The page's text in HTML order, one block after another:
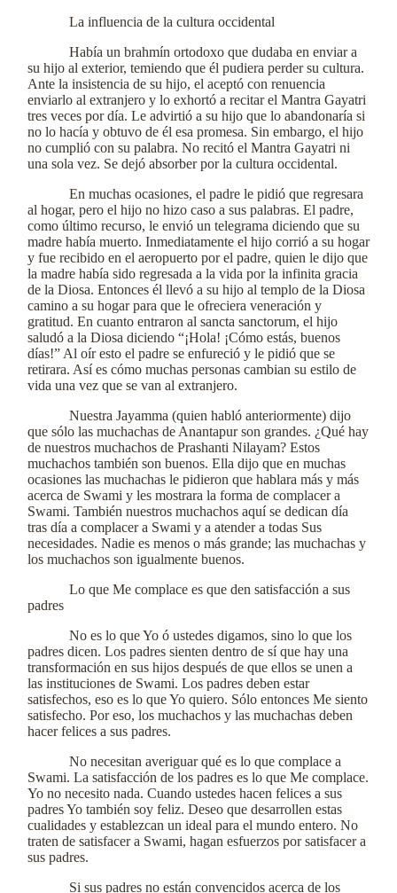
La influencia de la cultura occidental
Había un brahmín ortodoxo que dudaba en enviar a
su hijo al exterior, temiendo que él pudiera perder su cultura.
Ante la insistencia de su hijo, el aceptó con renuencia
enviarlo al extranjero y lo exhortó a recitar el Mantra Gayatri
tres veces por día. Le advirtió a su hijo que lo abandonaría si
no lo hacía y obtuvo de él esa promesa. Sin embargo, el hijo
no cumplió con su palabra. No recitó el Mantra Gayatri ni
una sola vez. Se dejó absorber por la cultura occidental.
En muchas ocasiones, el padre le pidió que regresara
al hogar, pero el hijo no hizo caso a sus palabras. El padre,
como último recurso, le envió un telegrama diciendo que su
madre había muerto. Inmediatamente el hijo corrió a su hogar
y fue recibido en el aeropuerto por el padre, quien le dijo que
la madre había sido regresada a la vida por la infinita gracia
de la Diosa. Entonces él llevó a su hijo al templo de la Diosa
camino a su hogar para que le ofreciera veneración y
gratitud. En cuanto entraron al sancta sanctorum, el hijo
saludó a la Diosa diciendo “¡Hola! ¡Cómo estás, buenos
días!” Al oír esto el padre se enfureció y le pidió que se
retirara. Así es cómo muchas personas cambian su estilo de
vida una vez que se van al extranjero.
Nuestra Jayamma (quien habló anteriormente) dijo
que sólo las muchachas de Anantapur son grandes. ¿Qué hay
de nuestros muchachos de Prashanti Nilayam? Estos
muchachos también son buenos. Ella dijo que en muchas
ocasiones las muchachas le pidieron que hablara más y más
acerca de Swami y les mostrara la forma de complacer a
Swami. También nuestros muchachos aquí se dedican día
tras día a complacer a Swami y a atender a todas Sus
necesidades. Nadie es menos o más grande; las muchachas y
los muchachos son igualmente buenos.
Lo que Me complace es que den satisfacción a sus
padres
No es lo que Yo ó ustedes digamos, sino lo que los
padres dicen. Los padres sienten dentro de sí que hay una
transformación en sus hijos después de que ellos se unen a
las instituciones de Swami. Los padres deben estar
satisfechos, eso es lo que Yo quiero. Sólo entonces Me siento
satisfecho. Por eso, los muchachos y las muchachas deben
hacer felices a sus padres.
No necesitan averiguar qué es lo que complace a
Swami. La satisfacción de los padres es lo que Me complace.
Yo no necesito nada. Cuando ustedes hacen felices a sus
padres Yo también soy feliz. Deseo que desarrollen estas
cualidades y establezcan un ideal para el mundo entero. No
traten de satisfacer a Swami, hagan esfuerzos por satisfacer a
sus padres.
Si sus padres no están convencidos acerca de los